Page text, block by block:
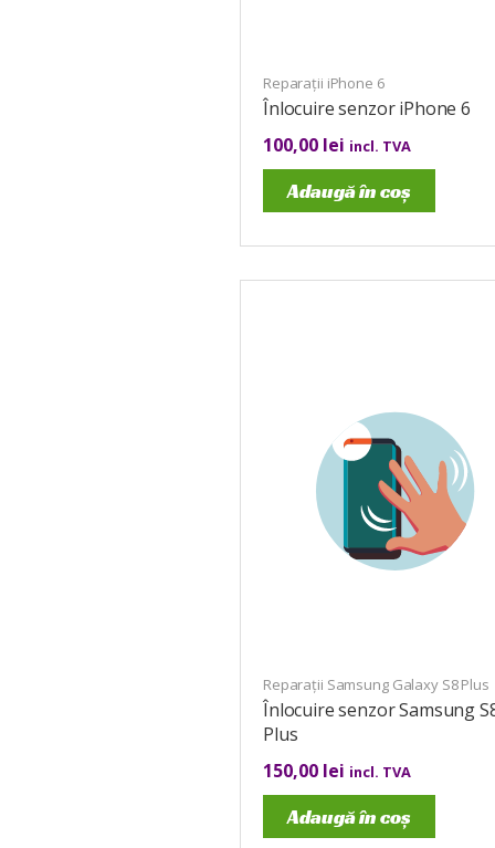
Reparații iPhone 6
Înlocuire senzor iPhone 6
100,00 lei incl. TVA
Adaugă în coș
Reparații Samsung Galaxy S8 Plus
Înlocuire senzor Samsung
Plus
150,00 lei incl. TVA
Adaugă în coș